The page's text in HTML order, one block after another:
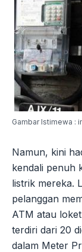
Gambar Istimewa :
Namun, kini
kendali penuh
listrik mereka.
pelanggan
ATM atau
terdiri dari 20
dalam Meter